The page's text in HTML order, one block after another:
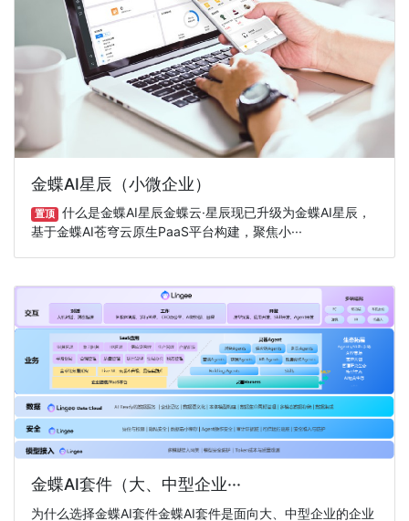
金蝶AI星辰（小微企业）
置顶 什么是金蝶AI星辰金蝶云·星辰现已升级为金蝶AI星辰，
基于金蝶AI苍穹云原生PaaS平台构建，聚焦小···
金蝶AI套件（大、中型企业···
为什么选择金蝶AI套件金蝶AI套件是面向大、中型企业的企业